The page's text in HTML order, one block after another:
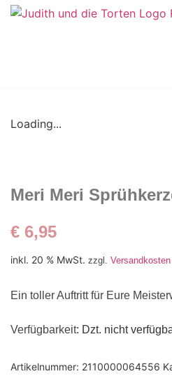
Loading...
Meri Meri
€ 6,95
inkl. 20 % MwSt. zzgl. Versandkosten
Ein toller Auftritt für Eure
Verfügbarkeit: Dzt. nicht
Artikelnummer: 2110000064556